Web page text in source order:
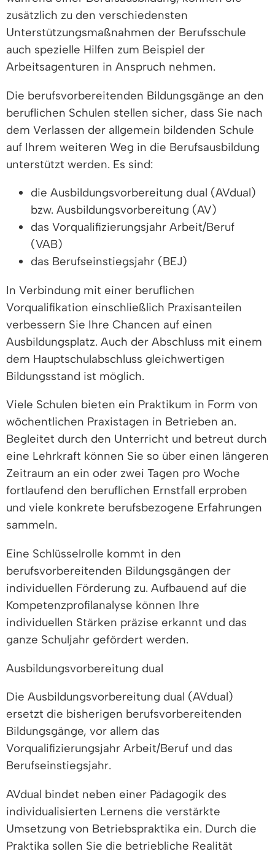
zusätzlich zu den verschiedensten
Unterstützungsmaßnahmen der Berufsschule
auch spezielle Hilfen zum Beispiel der
Arbeitsagenturen in Anspruch nehmen.
Die berufsvorbereitenden Bildungsgänge an den
beruflichen Schulen stellen sicher, dass Sie nach
dem Verlassen der allgemein bildenden Schule
auf Ihrem weiteren Weg in die Berufsausbildung
unterstützt werden. Es sind:
die Ausbildungsvorbereitung dual (AVdual)
bzw. Ausbildungsvorbereitung (AV)
das Vorqualifizierungsjahr Arbeit/Beruf
(VAB)
das Berufseinstiegsjahr (BEJ)
In Verbindung mit einer beruflichen
Vorqualifikation einschließlich Praxisanteilen
verbessern Sie Ihre Chancen auf einen
Ausbildungsplatz. Auch der Abschluss mit einem
dem Hauptschulabschluss gleichwertigen
Bildungsstand ist möglich.
Viele Schulen bieten ein Praktikum in Form von
wöchentlichen Praxistagen in Betrieben an.
Begleitet durch den Unterricht und betreut durch
eine Lehrkraft können Sie so über einen längeren
Zeitraum an ein oder zwei Tagen pro Woche
fortlaufend den beruflichen Ernstfall erproben
und viele konkrete berufsbezogene Erfahrungen
sammeln.
Eine Schlüsselrolle kommt in den
berufsvorbereitenden Bildungsgängen der
individuellen Förderung zu. Aufbauend auf die
Kompetenzprofilanalyse können Ihre
individuellen Stärken präzise erkannt und das
ganze Schuljahr gefördert werden.
Ausbildungsvorbereitung dual
Die Ausbildungsvorbereitung dual (AVdual)
ersetzt die bisherigen berufsvorbereitenden
Bildungsgänge, vor allem das
Vorqualifizierungsjahr Arbeit/Beruf und das
Berufseinstiegsjahr.
AVdual bindet neben einer Pädagogik des
individualisierten Lernens die verstärkte
Umsetzung von Betriebspraktika ein. Durch die
Praktika sollen Sie die betriebliche Realität